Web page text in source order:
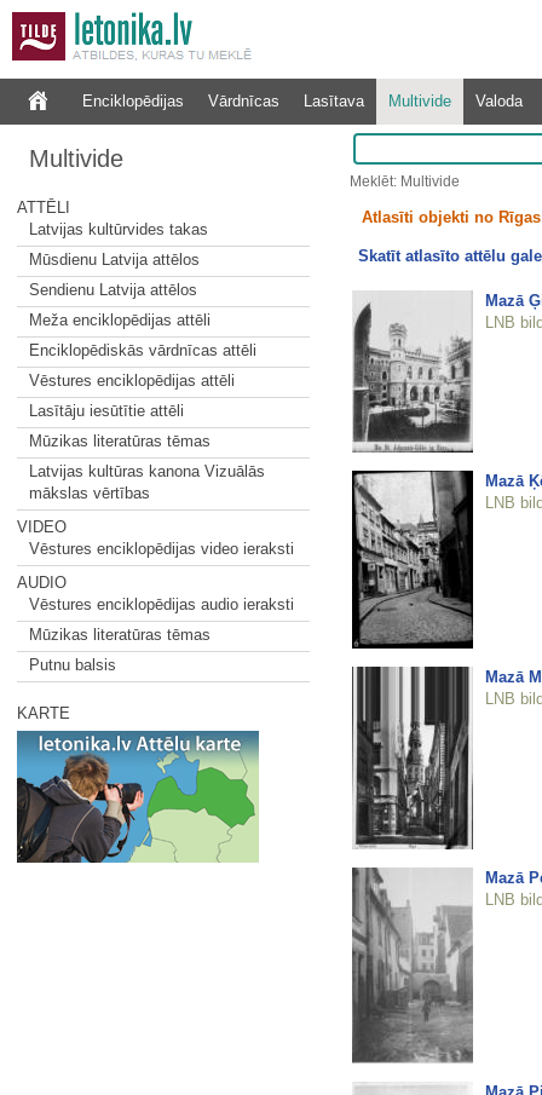
Enciklopēdijas Vārdnīcas Lasītava Multivide Valoda
Multivide
ATTĒLI
Latvijas kultūrvides takas
Mūsdienu Latvija attēlos
Sendienu Latvija attēlos
Meža enciklopēdijas attēli
Enciklopēdiskās vārdnīcas attēli
Vēstures enciklopēdijas attēli
Lasītāju iesūtītie attēli
Mūzikas literatūras tēmas
Latvijas kultūras kanona Vizuālās
mākslas vērtības
VIDEO
Vēstures enciklopēdijas video ieraksti
AUDIO
Vēstures enciklopēdijas audio ieraksti
Mūzikas literatūras tēmas
Putnu balsis
KARTE
Meklēt: Multivide
Atlasīti objekti no
Skatīt atlasīto attēlu
Mazā
LNB
Mazā
LNB
Mazā
LNB
Mazā
LNB